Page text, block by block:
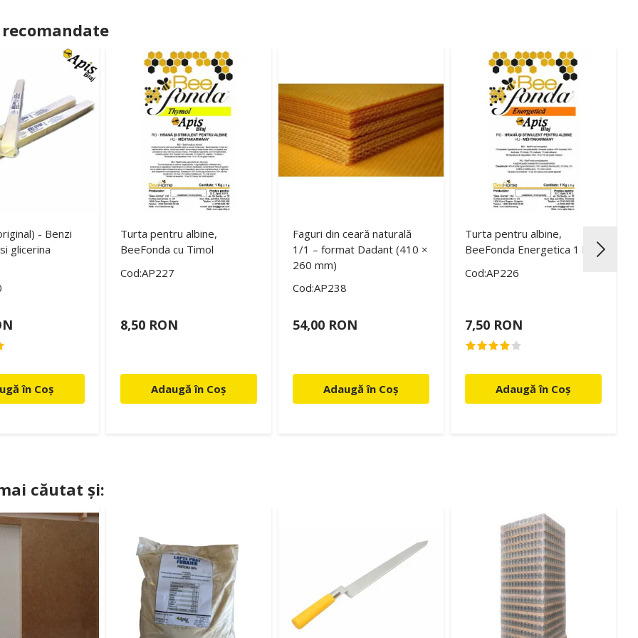
recomandate
- Benzi
glicerina
în Coș
Turta pentru albine,
BeeFonda cu Timol
Cod:AP227
8,50 RON
Adaugă în Coș
Faguri din ceară naturală
1/1 – format Dadant (410 ×
260 mm)
Cod:AP238
54,00 RON
Adaugă în Coș
Turta pentru albine,
BeeFonda Energetica 1 kg
Cod:AP226
7,50 RON
Adaugă în Coș
căutat și: